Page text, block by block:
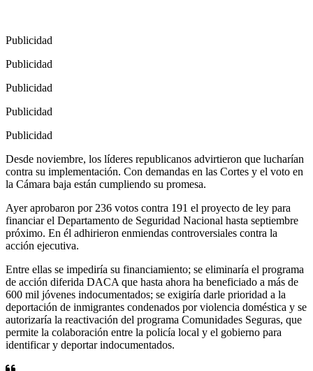
Publicidad
Publicidad
Publicidad
Publicidad
Publicidad
Desde noviembre, los líderes republicanos advirtieron que lucharían
contra su implementación. Con demandas en las Cortes y el voto en
la Cámara baja están cumpliendo su promesa.
Ayer aprobaron por 236 votos contra 191 el proyecto de ley para
financiar el Departamento de Seguridad Nacional hasta septiembre
próximo. En él adhirieron enmiendas controversiales contra la
acción ejecutiva.
Entre ellas se impediría su financiamiento; se eliminaría el programa
de acción diferida DACA que hasta ahora ha beneficiado a más de
600 mil jóvenes indocumentados; se exigiría darle prioridad a la
deportación de inmigrantes condenados por violencia doméstica y se
autorizaría la reactivación del programa Comunidades Seguras, que
permite la colaboración entre la policía local y el gobierno para
identificar y deportar indocumentados.